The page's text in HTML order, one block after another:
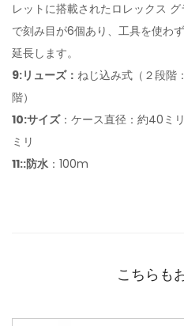
レットに搭載されたロレックス
で刻み目が6個あり、工具を使わ
延長します。
9:リューズ： ねじ込み式（２段階
階）
10:サイズ：ケース直径：約40ミ
ミリ
11::防水 ：100m
こちらも